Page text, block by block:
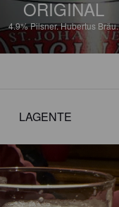
ORIGINAL
4.9%Pilsner.Hubertus Bräu.
LAGENTE